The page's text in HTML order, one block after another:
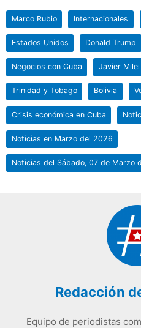
Marco Rubio Internacionales
Estados Unidos Donald Trump
Negocios con Cuba Javier Milei
Trinidad y Tobago Bolivia
Crisis económica en Cuba
Noticias en Marzo del 2026
Noticias del Sábado, 07 de Marzo
Redacción
Equipo de periodistas